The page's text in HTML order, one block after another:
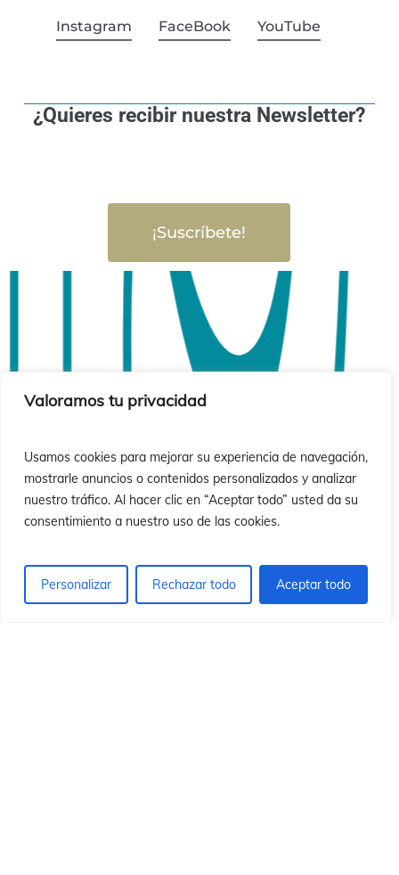
Valoramos tu privacidad
Usamos cookies para mejorar su experiencia de navegación,
mostrarle anuncios o contenidos personalizados y analizar
nuestro tráfico. Al hacer clic en “Aceptar todo” usted da su
consentimiento a nuestro uso de las cookies.
Personalizar Rechazar todo Aceptar todo
Instagram FaceBook YouTube
¿Quieres recibir nuestra Newsletter?
¡Suscríbete!